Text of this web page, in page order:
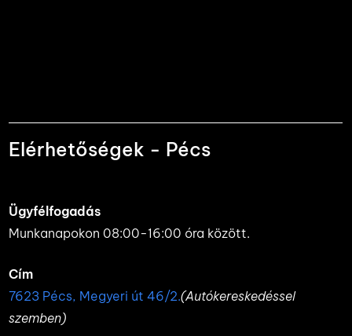
Elérhetőségek - Pécs
Ügyfélfogadás
Munkanapokon 08:00-16:00 óra között.
Cím
7623 Pécs, Megyeri út 46/2.(Autókereskedéssel
szemben)